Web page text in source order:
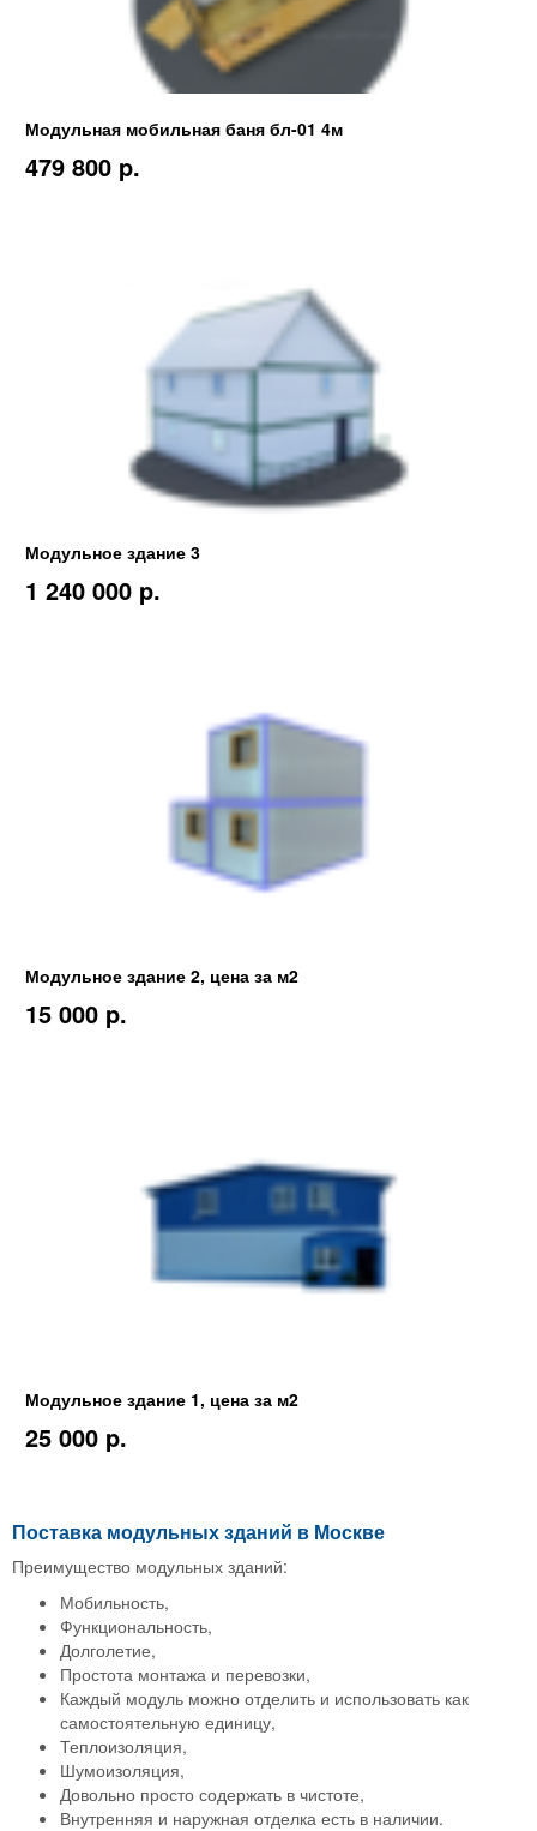
Модульная мобильная баня бл-01 4м
479 800 p.
Модульное здание 3
1 240 000 p.
Модульное здание 2, цена за м2
15 000 p.
Модульное здание 1, цена за м2
25 000 p.
Поставка модульных зданий в Москве
Преимущество модульных зданий:
Мобильность,
Функциональность,
Долголетие,
Простота монтажа и перевозки,
Каждый модуль можно отделить и использовать как
самостоятельную единицу,
Теплоизоляция,
Шумоизоляция,
Довольно просто содержать в чистоте,
Внутренняя и наружная отделка есть в наличии.